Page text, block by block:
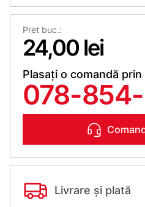
Pret buc.:
24,00 lei
Plasați o comandă
078-
Livrare și plată